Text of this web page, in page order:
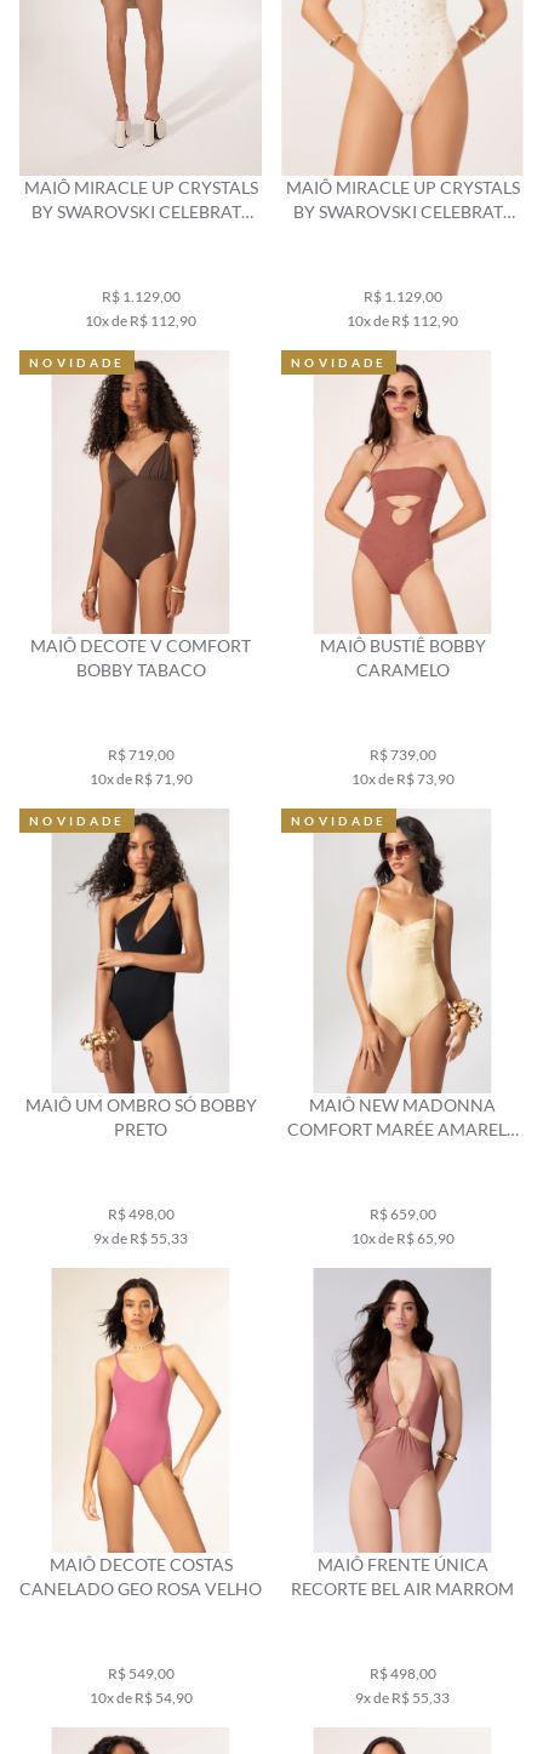
MAIÔ MIRACLE UP CRYSTALS
BY SWAROVSKI CELEBRATE
R$ 1.129,00
10x de R$ 112,90
MAIÔ MIRACLE UP CRYSTALS
BY SWAROVSKI CELEBRATE
R$ 1.129,00
10x de R$ 112,90
MAIÔ DECOTE V COMFORT
BOBBY TABACO
R$ 719,00
10x de R$ 71,90
NOVIDADE
MAIÔ BUSTIÊ BOBBY
CARAMELO
R$ 739,00
10x de R$ 73,90
NOVIDADE
MAIÔ UM OMBRO SÓ BOBBY
PRETO
R$ 498,00
9x de R$ 55,33
NOVIDADE
MAIÔ NEW MADONNA
COMFORT MARÉE AMARELO
R$ 659,00
10x de R$ 65,90
NOVIDADE
MAIÔ DECOTE COSTAS
CANELADO GEO ROSA VELHO
R$ 549,00
10x de R$ 54,90
MAIÔ FRENTE ÚNICA
RECORTE BEL AIR MARROM
R$ 498,00
9x de R$ 55,33